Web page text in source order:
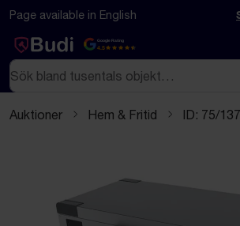
Hoppa till innehåll
Textbaserad (markdown) version av denna
Page available in English
Google Rating
4.5
Sök
Auktioner Hem & Fritid ID: 75/